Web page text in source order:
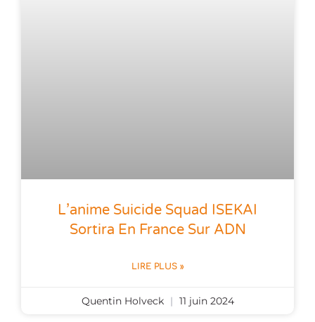
L’anime Suicide Squad ISEKAI
Sortira En France Sur ADN
LIRE PLUS »
Quentin Holveck 11 juin 2024